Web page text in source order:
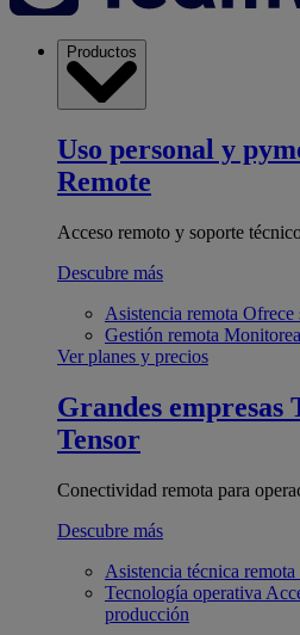
Productos
Uso personal y
Remote
Acceso remoto y soporte
Descubre más
Asistencia remota Ofrece
Gestión remota
Ver planes y precios
Grandes empresas
Tensor
Conectividad remota para
Descubre más
Asistencia técnica remota
Tecnología operativa
producción